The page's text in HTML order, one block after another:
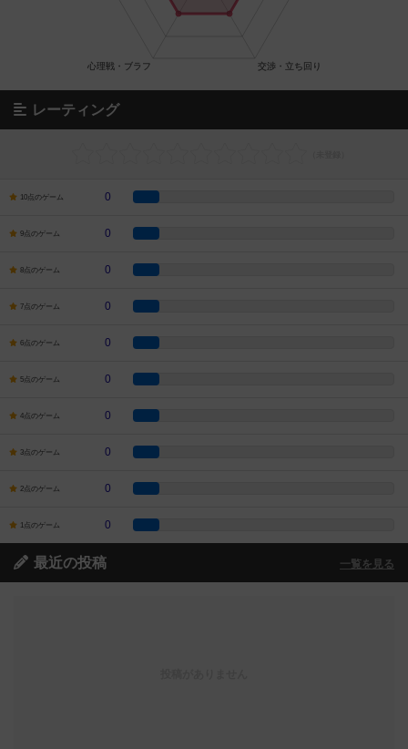
レーティング
10点のゲーム 0
9点のゲーム 0
8点のゲーム 0
7点のゲーム 0
6点のゲーム 0
5点のゲーム 0
4点のゲーム 0
3点のゲーム 0
2点のゲーム 0
1点のゲーム 0
最近の投稿 一覧を見る